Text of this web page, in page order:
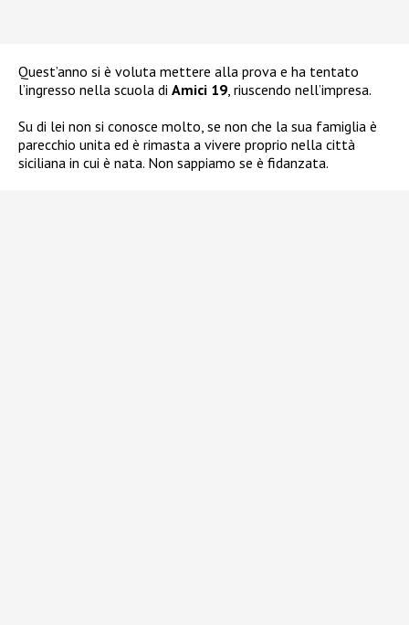
Quest’anno si è voluta mettere alla prova e ha tentato
l’ingresso nella scuola di Amici 19, riuscendo nell’impresa.
Su di lei non si conosce molto, se non che la sua famiglia è
parecchio unita ed è rimasta a vivere proprio nella città
siciliana in cui è nata. Non sappiamo se è fidanzata.